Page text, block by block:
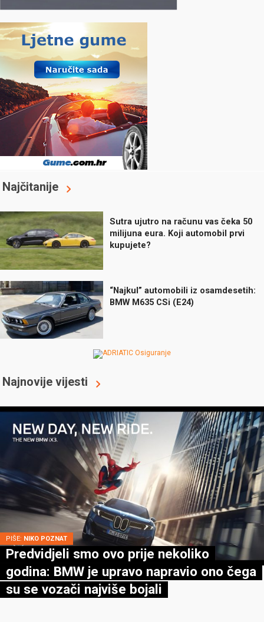
Najčitanije
Sutra ujutro na računu vas čeka 50
milijuna eura. Koji automobil prvi
kupujete?
“Najkul” automobili iz osamdesetih:
BMW M635 CSi (E24)
Najnovije vijesti
PIŠE: NIKO POZNAT
Predvidjeli smo ovo prije nekoliko
godina: BMW je upravo napravio ono čega
su se vozači najviše bojali